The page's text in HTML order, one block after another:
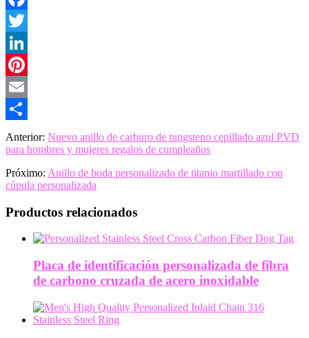
Facebook
Twitter
LinkedIn
Pinterest
Email
Share
Anterior: Nuevo anillo de carburo de tungsteno cepillado azul PVD
para hombres y mujeres regalos de cumpleaños
Próximo: Anillo de boda personalizado de titanio martillado con
cúpula personalizada
Productos relacionados
Placa de identificación personalizada de fibra
de carbono cruzada de acero inoxidable